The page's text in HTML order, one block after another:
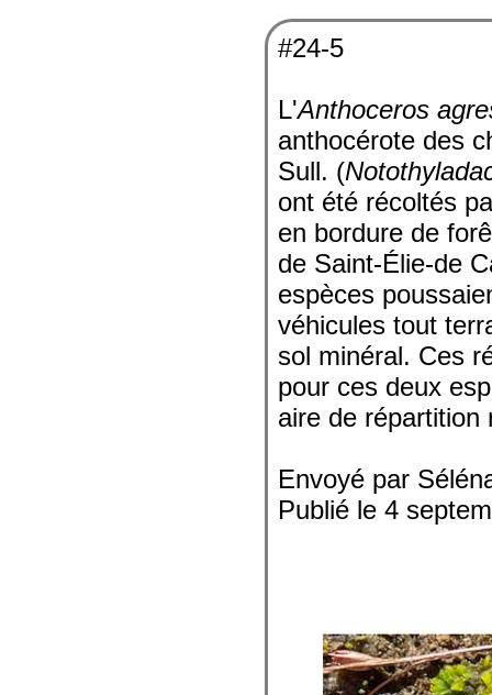
#24-5
L'Anthoceros
anthocérote des
Sull. (
ont été récoltés
en bordure de
de Saint-Élie-de
espèces
véhicules tout
sol minéral. Ces
pour ces deux
aire de répartition
Envoyé par
Publié le 4